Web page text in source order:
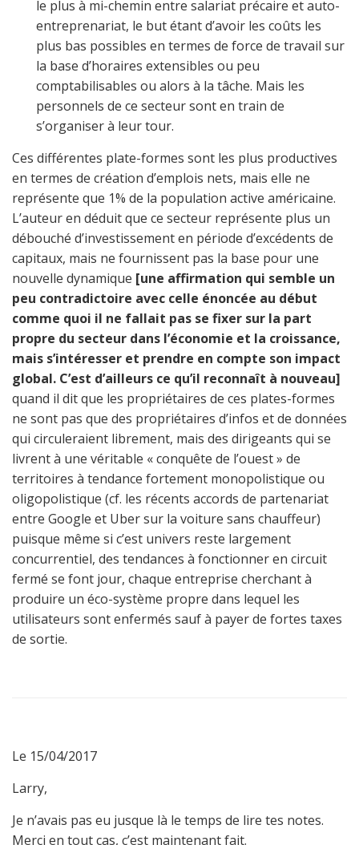
le plus à mi-chemin entre salariat précaire et auto-
entreprenariat, le but étant d’avoir les coûts les
plus bas possibles en termes de force de travail sur
la base d’horaires extensibles ou peu
comptabilisables ou alors à la tâche. Mais les
personnels de ce secteur sont en train de
s’organiser à leur tour.
Ces différentes plate-formes sont les plus productives
en termes de création d’emplois nets, mais elle ne
représente que 1% de la population active américaine.
L’auteur en déduit que ce secteur représente plus un
débouché d’investissement en période d’excédents de
capitaux, mais ne fournissent pas la base pour une
nouvelle dynamique [une affirmation qui semble un
peu contradictoire avec celle énoncée au début
comme quoi il ne fallait pas se fixer sur la part
propre du secteur dans l’économie et la croissance,
mais s’intéresser et prendre en compte son impact
global. C’est d’ailleurs ce qu’il reconnaît à nouveau]
quand il dit que les propriétaires de ces plates-formes
ne sont pas que des propriétaires d’infos et de données
qui circuleraient librement, mais des dirigeants qui se
livrent à une véritable « conquête de l’ouest » de
territoires à tendance fortement monopolistique ou
oligopolistique (cf. les récents accords de partenariat
entre Google et Uber sur la voiture sans chauffeur)
puisque même si c’est univers reste largement
concurrentiel, des tendances à fonctionner en circuit
fermé se font jour, chaque entreprise cherchant à
produire un éco-système propre dans lequel les
utilisateurs sont enfermés sauf à payer de fortes taxes
de sortie.
Le 15/04/2017
Larry,
Je n’avais pas eu jusque là le temps de lire tes notes.
Merci en tout cas, c’est maintenant fait.